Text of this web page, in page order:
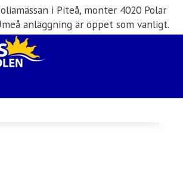
i Piteå, monter 4020 Polar
anläggning är öppet som vanligt.